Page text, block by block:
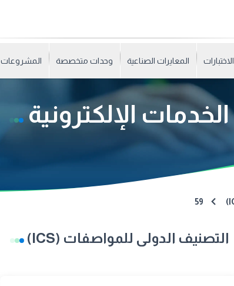
الاختبارات المعايرات الصناعية وحدات متخصصة المشروعات
الخدمات الإلكترونية
59
التصنيف الدولى للمواصفات (ICS)